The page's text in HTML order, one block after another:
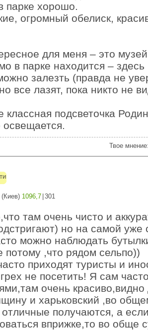
парке хорошо.
огромный обелиск,
для меня – это
в парке находится –
залезть (правда не
все лазят, пока никто не
классная подсветочка
Твое
(Киев) 1096,7 301
там очень чисто и
но на самой уже
можно наблюдать
потому ,что рядом сельпо))
приходят туристы и
не посетить! Я сам
очень
и харьковский ,во
получаются, а
вприжке,то во обще